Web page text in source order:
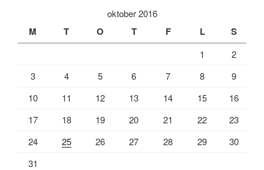
oktober 2016
M T O T F L S
1
2
3
4 5 6 7 8
9
10
11 12 13 14 15
16
17
18 19 20 21 22
23
24
25 26 27 28 29
30
31